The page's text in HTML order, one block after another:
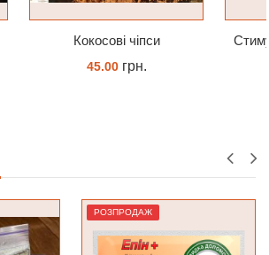
Стимулятор HB-101 Натуральний віталайзер 6 мл
РОЗПРОДАЖ